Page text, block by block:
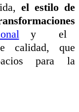
el estilo de
y el
calidad, que
para la